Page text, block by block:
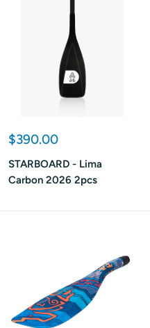
Prix
$390.00
STARBOARD - Lima
Carbon 2026 2pcs